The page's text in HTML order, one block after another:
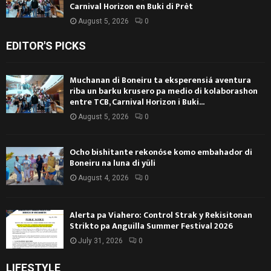
Carnival Horizon en Buki di Prèt
August 5, 2026 0
EDITOR'S PICKS
Muchanan di Boneiru ta eksperensiá aventura
riba un barku krusero pa medio di kolaborashon
entre TCB, Carnival Horizon i Buki...
August 5, 2026 0
Ocho bishitante rekonóse komo embahador di
Boneiru na luna di yüli
August 4, 2026 0
Alerta pa Viahero: Control Strak y Rekisitonan
Strikto pa Anguilla Summer Festival 2026
July 31, 2026 0
LIFESTYLE